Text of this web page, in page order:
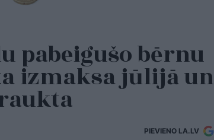
pabeigušo bērnu
izmaksa jūlijā un
PIEVIENO LA.LV